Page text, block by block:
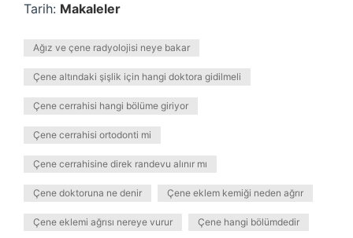
Tarih: Makaleler
Ağız ve çene radyolojisi neye bakar
Çene altındaki şişlik için hangi doktora gidilmeli
Çene cerrahisi hangi bölüme giriyor
Çene cerrahisi ortodonti mi
Çene cerrahisine direk randevu alınır mı
Çene doktoruna ne denir Çene eklem kemiği neden ağrır
Çene eklemi ağrısı nereye vurur Çene hangi bölümdedir